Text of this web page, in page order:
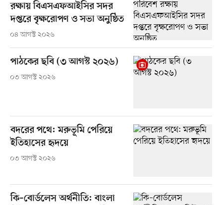
রক্ষায় বিএসএফআইসির সদর
দপ্তরে বৃক্ষরোপণ ও সভা অনুষ্ঠিত
০৪ আগস্ট ২০২৬
পাঠকের ছবি (৩ আগস্ট ২০২৬)
০৩ আগস্ট ২০২৬
বদরের পথে: মরুভূমি পেরিয়ে
ইতিহাসের হৃদয়ে
০৩ আগস্ট ২০২৬
কি–বোর্ডলেস অর্থনীতি: বাংলা